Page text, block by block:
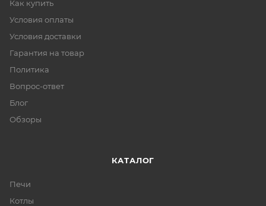
Как купить
Условия оплаты
Условия доставки
Гарантия на товар
Политика
Вопрос-ответ
Блог
Обзоры
КАТАЛОГ
Печи
Котлы